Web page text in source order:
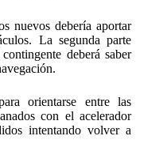
nuevos debería aportar
La segunda parte
deberá saber
orientarse entre las
con el acelerador
intentando volver a